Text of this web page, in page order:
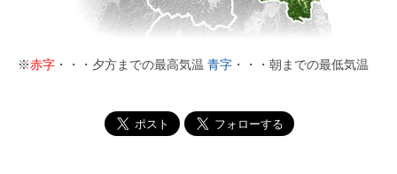
※赤字 ・・・夕方までの最高気温 青字 ・・・朝までの最低気温